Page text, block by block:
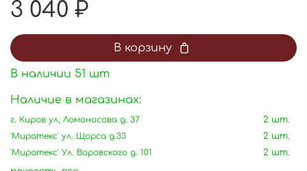
3 040 ₽
В корзину
В наличии 51 шт
Наличие в магазинах:
г. Киров ул, Ломоносова д. 37
2 шт.
'Миратекс' ул. Щорса д.33
2 шт.
'Миратекс' Ул. Воровского д. 101
2 шт.